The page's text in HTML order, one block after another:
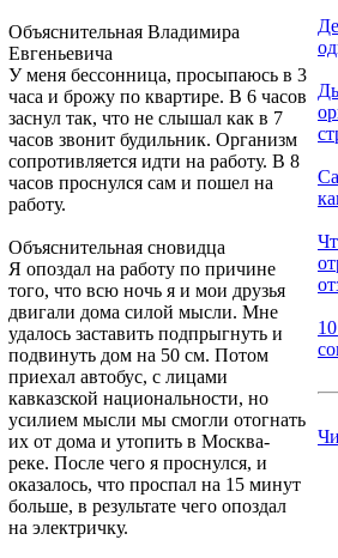
Объяснительная Владимира
Евгеньевича
У меня бессонница, просыпаюсь в 3
часа и брожу по квартире. В 6 часов
заснул так, что не слышал как в 7
часов звонит будильник. Организм
сопротивляется идти на работу. В 8
часов проснулся сам и пошел на
работу.
Объяснительная сновидца
Я опоздал на работу по причине
того, что всю ночь я и мои друзья
двигали дома силой мысли. Мне
удалось заставить подпрыгнуть и
подвинуть дом на 50 см. Потом
приехал автобус, с лицами
кавказской национальности, но
усилием мысли мы смогли отогнать
их от дома и утопить в Москва-
реке. После чего я проснулся, и
оказалось, что проспал на 15 минут
больше, в результате чего опоздал
на электричку.